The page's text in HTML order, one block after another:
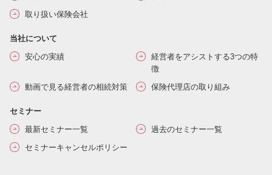
取り扱い保険会社
当社について
安心の実績
経営者をアシストする3つの特
徴
動画で見る経営者の相続対策
保険代理店の取り組み
セミナー
最新セミナー一覧
過去のセミナー一覧
セミナーキャンセルポリシー